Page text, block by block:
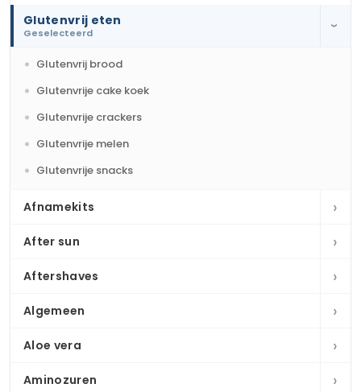
Glutenvrij eten
Geselecteerd
›
Glutenvrij brood
Glutenvrije cake koek
Glutenvrije crackers
Glutenvrije melen
Glutenvrije snacks
Afnamekits ›
After sun ›
Aftershaves ›
Algemeen ›
Aloe vera ›
Aminozuren ›